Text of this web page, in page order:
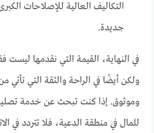
التكاليف العالية للإصلاحات
جديدة.
في النهاية، القيمة التي نقدمها ليست
ولكن أيضًا في الراحة والثقة التي
وموثوق. إذا كنت تبحث عن خدمة
للمال في منطقة الدعية، فلا تتردد في